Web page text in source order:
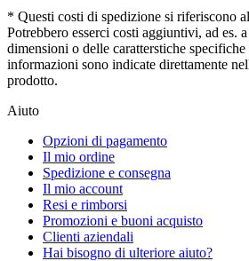
* Questi costi di spedizione si riferiscono
Potrebbero esserci costi aggiuntivi, ad es.
dimensioni o delle caratterstiche
informazioni sono indicate direttamente
prodotto.
Aiuto
Opzioni di pagamento
Il mio ordine
Spedizione e consegna
Il mio account
Resi e rimborsi
Promozioni e buoni acquisto
Clienti aziendali
Hai bisogno di ulteriore aiuto?